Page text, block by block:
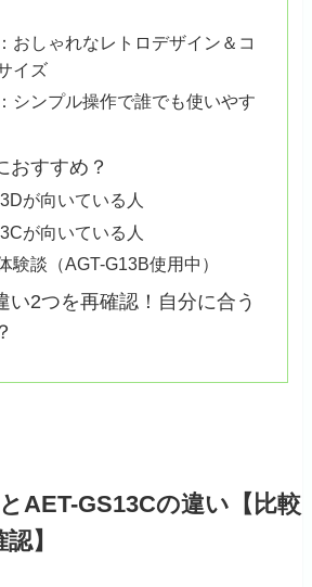
おしゃれなレトロデザイン＆コ
イズ
シンプル操作で誰でも使いやす
おすすめ？
が向いている人
が向いている人
験談（AGT-G13B使用中）
い2つを再確認！自分に合う
AET-GS13Cの違い【比較
】